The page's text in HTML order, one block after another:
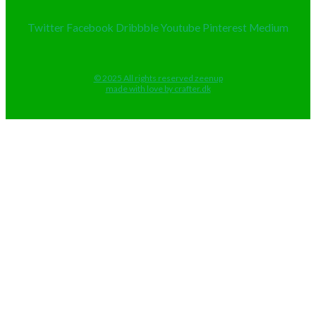
Twitter Facebook DribbbleYoutube Pinterest Medium
© 2025 All rights reserved zeenup
made with love by crafter.dk